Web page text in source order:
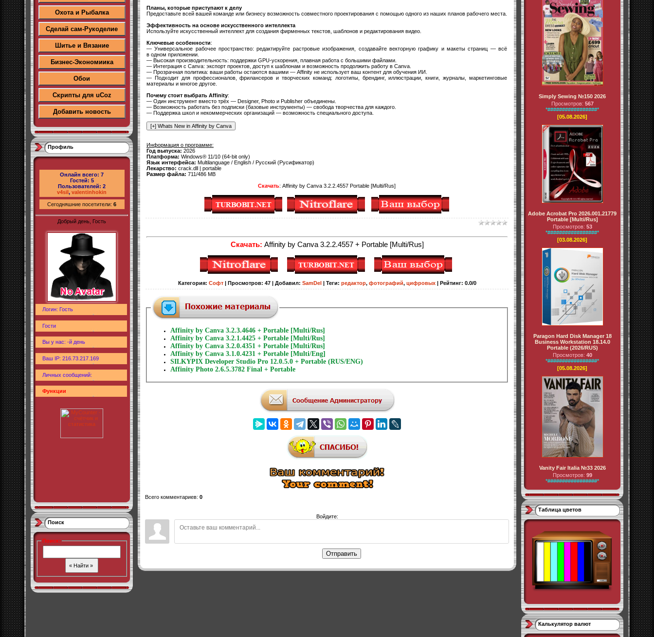
Охота и Рыбалка
Сделай сам-Рукоделие
Шитье и Вязание
Бизнес-Экономиика
Обои
Скрипты для uCoz
Добавить новость
Профиль
Онлайн всего: 7
Гостей: 5
Пользователей: 2
v4sil, valentinhokin
Сегодняшние посетители: 6
Добрый день, Гость
Логин: Гость
Гости
Вы у нас: -й день
Ваш IP: 216.73.217.169
Личных сообщений:
Функции
Поиск
Поиск:
Планы, которые приступают к делу
Предоставьте всей вашей команде или бизнесу возможность совместного проектирования с помощью одного из наших планов рабочего места.
Эффективность на основе искусственного интеллекта
Используйте искусственный интеллект для создания фирменных текстов, шаблонов и редактирования видео.
Ключевые особенности:
— Универсальное рабочее пространство: редактируйте растровые изображения, создавайте векторную графику и макеты страниц — всё
в одном приложении.
— Высокая производительность: поддержки GPU-ускорения, плавная работа с большими файлами.
— Интеграция с Canva: экспорт проектов, доступ к шаблонам и возможность продолжить работу в Canva.
— Прозрачная политика: ваши работы остаются вашими — Affinity не использует ваш контент для обучения ИИ.
— Подходит для профессионалов, фрилансеров и творческих команд: логотипы, брендинг, иллюстрации, книги, журналы, маркетинговые
материалы и многое другое.
Почему стоит выбрать Affinity:
— Один инструмент вместо трёх — Designer, Photo и Publisher объединены.
— Возможность работать без подписки (базовые инструменты) — свобода творчества для каждого.
— Поддержка школ и некоммерческих организаций — возможность специального доступа.
Информация о программе:
Год выпуска: 2026
Платформа: Windows® 11/10 (64-bit only)
Язык интерфейса: Multilanguage / English / Русский (Русификатор)
Лекарство: crack.dll | portable
Размер файла: 711/486 MB
Скачать: Affinity by Canva 3.2.2.4557 Portable [Multi/Rus]
Скачать: Affinity by Canva 3.2.2.4557 + Portable [Multi/Rus]
Категория: Софт| Просмотров: 47| Добавил: SamDel Теги: редактор, фотографий, цифровых Рейтинг: 0.0/0
Affinity by Canva 3.2.3.4646 + Portable [Multi/Rus]
Affinity by Canva 3.2.1.4425 + Portable [Multi/Rus]
Affinity by Canva 3.2.0.4351 + Portable [Multi/Rus]
Affinity by Canva 3.1.0.4231 + Portable [Multi/Eng]
SILKYPIX Developer Studio Pro 12.0.5.0 + Portable (RUS/ENG)
Affinity Photo 2.6.5.3782 Final + Portable
Всего комментариев: 0
Войдите:
Отправить
Simply Sewing №150 2026
Просмотров: 567
*#################*
[05.08.2026]
Adobe Acrobat Pro 2026.001.21779
Portable [Multi/Rus]
Просмотров: 53
*#################*
[03.08.2026]
Paragon Hard Disk Manager 18
Business Workstation 18.14.0
Portable (2026/RUS)
Просмотров: 40
*#################*
[05.08.2026]
Vanity Fair Italia №33 2026
Просмотров: 99
*#################*
Таблица цветов
Калькулятор валют